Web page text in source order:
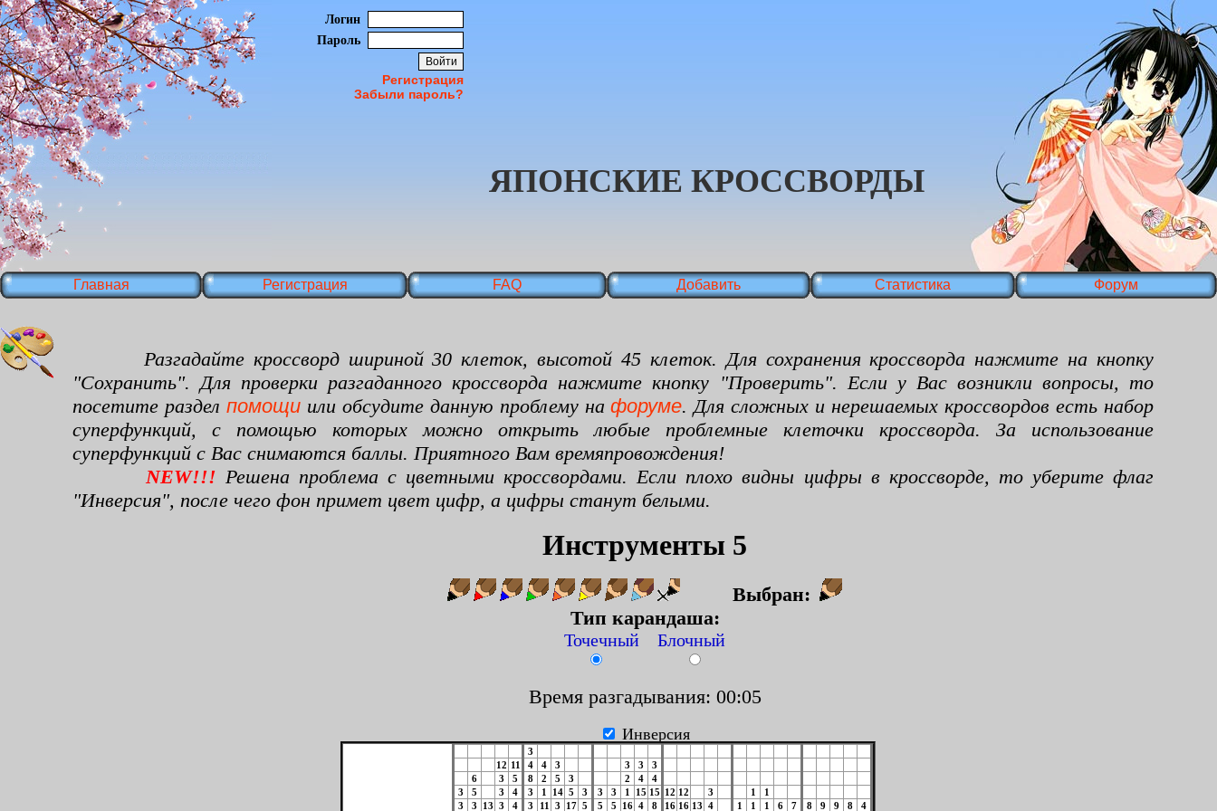
Логин
Пароль
Регистрация
Забыли пароль?
ЯПОНСКИЕ КРОССВОРДЫ
Главная Регистрация FAQ Добавить Статистика Форум
Разгадайте кроссворд шириной 30 клеток, высотой 45 клеток. Для сохранения кроссворда нажмите на кнопку
"Сохранить". Для проверки разгаданного кроссворда нажмите кнопку "Проверить". Если у Вас возникли вопросы, то
посетите раздел помощиили обсудите данную проблему нафоруме. Для сложных и нерешаемых кроссвордов есть набор
суперфункций, с помощью которых можно открыть любые проблемные клеточки кроссворда. За использование
суперфункций с Вас снимаются баллы. Приятного Вам времяпровождения!
NEW!!! Решена проблема с цветными кроссвордами. Если плохо видны цифры в кроссворде, то уберите флаг
"Инверсия", после чего фон примет цвет цифр, а цифры станут белыми.
Инструменты 5
Выбран:
Тип карандаша:
Точечный Блочный
Время разгадывания: 00:06
Инверсия
3
12 11 4 4 3 3 3
3
6
3 5 8 2 5 3 2 4
4
3
5 3 4 3 1 14 5 3 3 3 1 15 15 12 12 3 1
1
3
3 13 3 4 3 11 3 17 5 5 5 16 4 8 16 16 13 4 1 1 1 6 7 8 9 9 8
4